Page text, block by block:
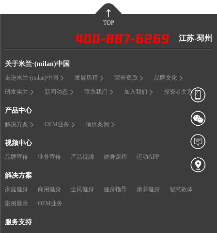
TOP
江苏-邳州
关于米兰·(milan)中国
走进米兰·(milan)中国 发展历程 荣誉资质 品牌文化
研发实力 新闻动态 联系我们 加入我们 投资者关系
产品中心
解决方案 OEM业务 项目案例
视频中心
品牌宣传 业务宣传 产品视频 健身课程 运动APP
解决方案
家庭健身 商用健身 全民健身 健身指导 康养健身 智慧教体
案例展示 OEM业务
服务支持